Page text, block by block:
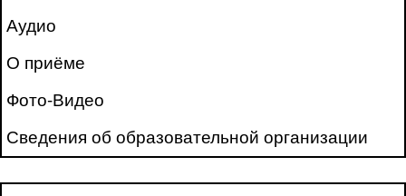
Аудио
О приёме
Фото-Видео
Сведения об образовательной организации